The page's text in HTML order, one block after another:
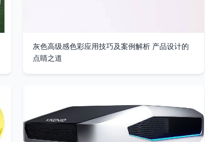
灰色高级感色彩应用技巧及案例解析 产品设计的
点睛之道